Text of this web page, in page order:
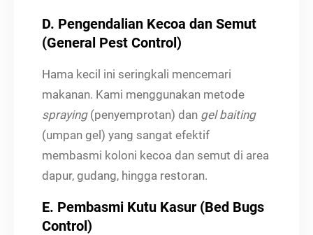
D. Pengendalian Kecoa dan Semut
(General Pest Control)
Hama kecil ini seringkali mencemari
makanan. Kami menggunakan metode
spraying(penyemprotan) dan gel baiting
(umpan gel) yang sangat efektif
membasmi koloni kecoa dan semut di area
dapur, gudang, hingga restoran.
E. Pembasmi Kutu Kasur (Bed Bugs
Control)